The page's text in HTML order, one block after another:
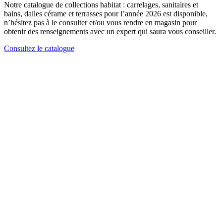
Notre catalogue de collections habitat : carrelages, sanitaires et
bains, dalles cérame et terrasses pour l’année 2026 est disponible,
n’hésitez pas à le consulter et/ou vous rendre en magasin pour
obtenir des renseignements avec un expert qui saura vous conseiller.
Consultez le catalogue